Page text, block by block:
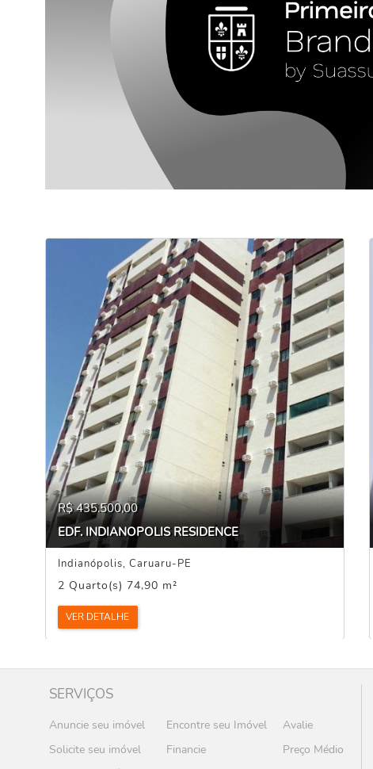
R$ 435.500,00
EDF. INDIANOPOLIS RESIDENCE
Indianópolis, Caruaru-PE
2 Quarto(s) 74,90 m²
VER DETALHE
SERVIÇOS
Anuncie seu imóvel Encontre seu Imóvel
Avalie
Solicite seu imóvel
Financie
Preço Médio